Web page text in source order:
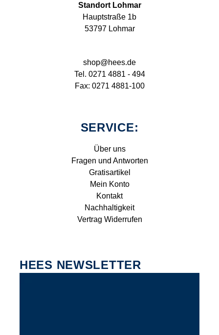
Standort Lohmar
Hauptstraße 1b
53797 Lohmar
shop@hees.de
Tel. 0271 4881 - 494
Fax: 0271 4881-100
SERVICE:
Über uns
Fragen und Antworten
Gratisartikel
Mein Konto
Kontakt
Nachhaltigkeit
Vertrag Widerrufen
HEES NEWSLETTER